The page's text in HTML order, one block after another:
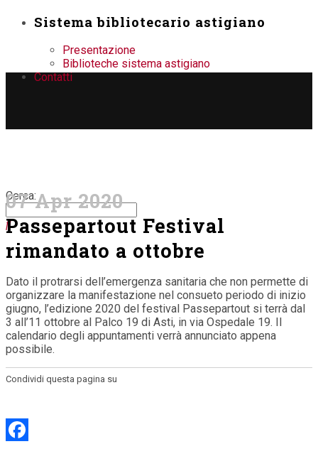
Sistema bibliotecario astigiano
Presentazione
Biblioteche sistema astigiano
Contatti
Cerca:
Passepartout Festival rimandato a ottobre
07 Apr 2020
Passepartout Festival
rimandato a ottobre
Dato il protrarsi dell’emergenza sanitaria che non permette di
organizzare la manifestazione nel consueto periodo di inizio
giugno, l’edizione 2020 del festival Passepartout si terrà dal
3 all’11 ottobre al Palco 19 di Asti, in via Ospedale 19. Il
calendario degli appuntamenti verrà annunciato appena
possibile.
Condividi questa pagina su